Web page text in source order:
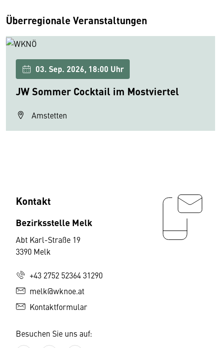
Überregionale Veranstaltungen
03. Sep. 2026, 18:00 Uhr
JW Sommer Cocktail im Mostviertel
Amstetten
Kontakt
Bezirksstelle Melk
Abt Karl-Straße 19
3390 Melk
+43 2752 52364 31290
melk@wknoe.at
Kontaktformular
Besuchen Sie uns auf: